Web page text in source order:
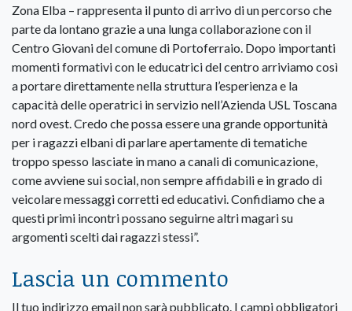
Zona Elba – rappresenta il punto di arrivo di un percorso che
parte da lontano grazie a una lunga collaborazione con il
Centro Giovani del comune di Portoferraio. Dopo importanti
momenti formativi con le educatrici del centro arriviamo così
a portare direttamente nella struttura l’esperienza e la
capacità delle operatrici in servizio nell’Azienda USL Toscana
nord ovest. Credo che possa essere una grande opportunità
per i ragazzi elbani di parlare apertamente di tematiche
troppo spesso lasciate in mano a canali di comunicazione,
come avviene sui social, non sempre affidabili e in grado di
veicolare messaggi corretti ed educativi. Confidiamo che a
questi primi incontri possano seguirne altri magari su
argomenti scelti dai ragazzi stessi”.
Lascia un commento
Il tuo indirizzo email non sarà pubblicato. I campi obbligatori